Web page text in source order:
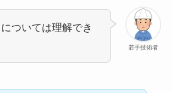
若手技術者
ついては理解でき